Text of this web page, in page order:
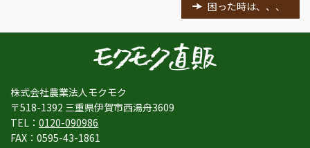
困った時は、、、
株式会社農業法人モクモク
〒518-1392 三重県伊賀市西湯舟3609
TEL： 0120-090986
FAX：0595-43-1861